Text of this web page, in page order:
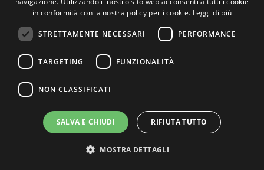
in conformità con la nostra policy per i cookie. Leggi di più
STRETTAMENTE NECESSARI PERFORMANCE
TARGETING FUNZIONALITÀ
NON CLASSIFICATI
SALVA E CHIUDI RIFIUTA TUTTO
MOSTRA DETTAGLI